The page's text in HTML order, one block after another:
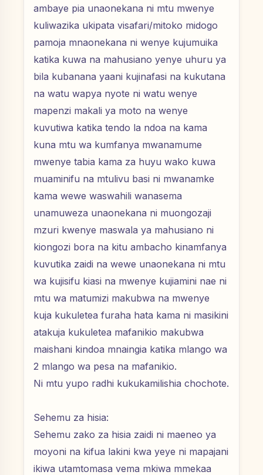
ambaye pia unaonekana ni mtu mwenye
kuliwazika ukipata visafari/mitoko midogo
pamoja mnaonekana ni wenye kujumuika
katika kuwa na mahusiano yenye uhuru ya
bila kubanana yaani kujinafasi na kukutana
na watu wapya nyote ni watu wenye
mapenzi makali ya moto na wenye
kuvutiwa katika tendo la ndoa na kama
kuna mtu wa kumfanya mwanamume
mwenye tabia kama za huyu wako kuwa
muaminifu na mtulivu basi ni mwanamke
kama wewe waswahili wanasema
unamuweza unaonekana ni muongozaji
mzuri kwenye maswala ya mahusiano ni
kiongozi bora na kitu ambacho kinamfanya
kuvutika zaidi na wewe unaonekana ni mtu
wa kujisifu kiasi na mwenye kujiamini nae ni
mtu wa matumizi makubwa na mwenye
kuja kukuletea furaha hata kama ni masikini
atakuja kukuletea mafanikio makubwa
maishani kindoa mnaingia katika mlango wa
2 mlango wa pesa na mafanikio.
Ni mtu yupo radhi kukukamilishia chochote.
Sehemu za hisia:
Sehemu zako za hisia zaidi ni maeneo ya
moyoni na kifua lakini kwa yeye ni mapajani
ikiwa utamtomasa vema mkiwa mmekaa